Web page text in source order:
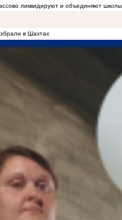
ликвидируют и объединяют
в Шахтах